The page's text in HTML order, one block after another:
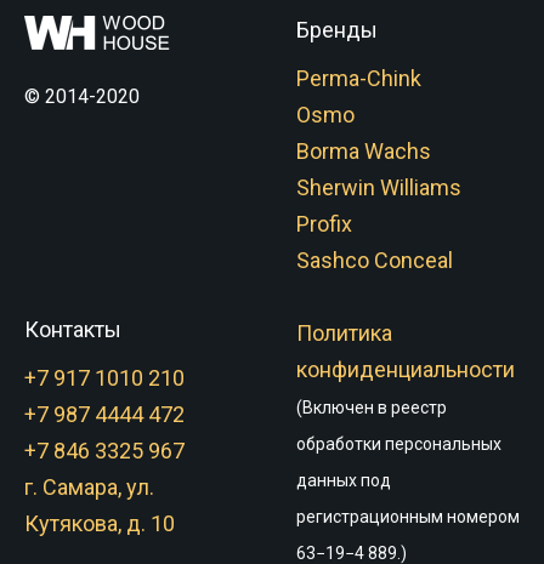
© 2014-2020
Бренды
Perma-Chink
Osmo
Borma Wachs
Sherwin Williams
Profix
Sashco Conceal
Контакты
+7 917 1010 210
+7 987 4444 472
+7 846 3325 967
г. Самара, ул.
Кутякова, д. 10
Политика
конфиденциальности
(Включен в реестр
обработки персональных
данных под
регистрационным номером
63−19−4 889.)